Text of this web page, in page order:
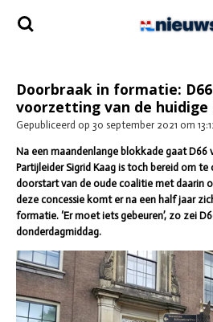
Ga
direct
Doorbraak in formatie:
voorzetting van de
Gepubliceerd op 30 september 2021 om
Na een maandenlange blokkade gaat D66
Partijleider Sigrid Kaag is toch bereid om
doorstart van de oude coalitie met daarin
deze concessie komt er na een half jaar
formatie. ‘Er moet iets gebeuren’, zo zei
donderdagmiddag.